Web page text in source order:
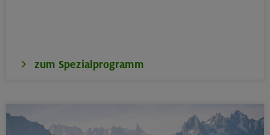
zum Spezialprogramm